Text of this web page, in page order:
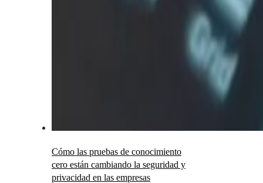
Cómo las pruebas de conocimiento
cero están cambiando la seguridad y
privacidad en las empresas